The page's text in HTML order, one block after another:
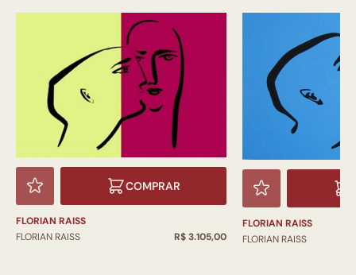
COMPRAR
FLORIAN RAISS
FLORIAN RAISS
R$ 3.105,00
FLORIAN RAISS
FLORIAN RAISS